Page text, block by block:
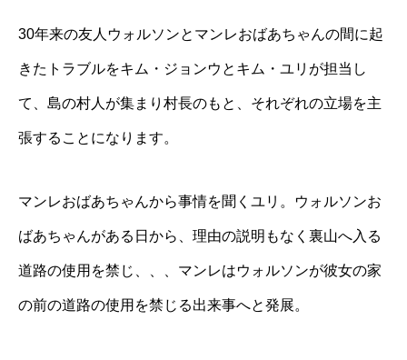
30年来の友人ウォルソンとマンレおばあちゃんの間に起
きたトラブルをキム・ジョンウとキム・ユリが担当し
て、島の村人が集まり村長のもと、それぞれの立場を主
張することになります。
マンレおばあちゃんから事情を聞くユリ。ウォルソンお
ばあちゃんがある日から、理由の説明もなく裏山へ入る
道路の使用を禁じ、、、マンレはウォルソンが彼女の家
の前の道路の使用を禁じる出来事へと発展。